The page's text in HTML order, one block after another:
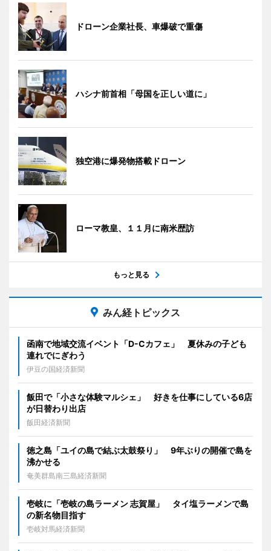
ドローン企業社長、車爆破で重傷
ハシナ前首相「母国を正しい道に」
独空港に爆発物搭載ドローン
ローマ教皇、１１月に南米歴訪
もっと見る
みん経トピックス
函南で地域交流イベント「D-Cカフェ」 夏休みの子ども
連れでにぎわう
伊豆の国経済新聞
飯田で「小さな体験マルシェ」 好きを仕事にしている6店
が日替わり出店
飯田経済新聞
徳之島「ユイの島で結ぶ太鼓祭り」 9年ぶりの開催で島を
沸かせる
奄美群島南三島経済新聞
壱岐に「壱岐の島ラーメン 志賀屋」 タイ塩ラーメンで島
の新名物目指す
壱岐対馬経済新聞